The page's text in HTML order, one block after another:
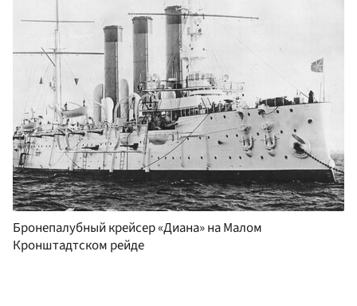
Бронепалубный крейсер «Диана» на Малом
Кронштадтском рейде